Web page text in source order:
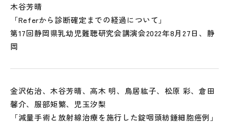
木谷芳晴
「Referから診断確定までの経過について」
第17回静岡県乳幼児難聴研究会講演会2022年8月27日、静
岡
金沢佑治、木谷芳晴、高木 明、鳥居紘子、松原 彩、倉田
馨介、服部矩繁、児玉汐梨
「減量手術と放射線治療を施行した錠咽頭紡錘細胞癌例」